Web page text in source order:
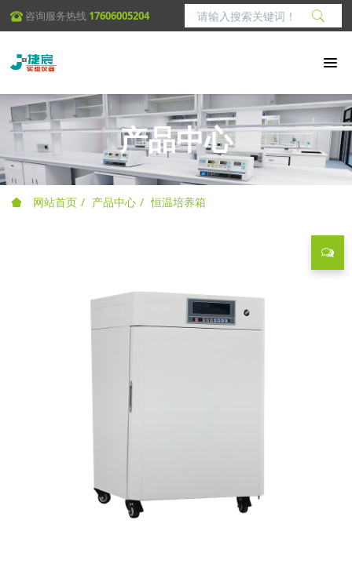
咨询服务热线 17606005204
产品中心
网站首页 产品中心 恒温培养箱